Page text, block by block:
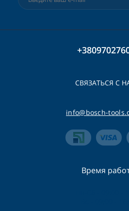
СВЯЗАТЬСЯ С
info@bosch-
Время